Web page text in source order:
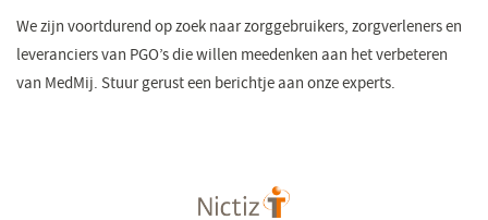
We zijn voortdurend op zoek naar zorggebruikers, zorgverleners en
leveranciers van PGO’s die willen meedenken aan het verbeteren
van MedMij. Stuur gerust een berichtje aan onze experts.